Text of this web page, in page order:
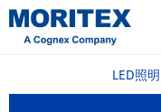
LED照明